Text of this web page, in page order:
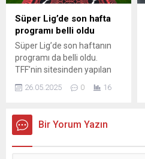
Süper Lig’de son hafta
programı belli oldu
Süper Lig’de son haftanın
programı da belli oldu.
TFF’nin sitesinden yapılan
açıklamaya göre haftanın
programı şöyle: 30 MAYIS
Trabzonspor 20.00
Kasımpaşa - Göztepe 20.00
26.05.2025 0 16
Bir Yorum Yazın